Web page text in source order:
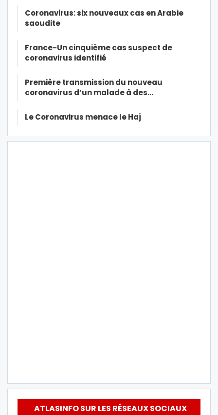
Coronavirus: six nouveaux cas en Arabie
saoudite
France-Un cinquième cas suspect de
coronavirus identifié
Première transmission du nouveau
coronavirus d’un malade à des…
Le Coronavirus menace le Haj
ATLASINFO SUR LES RÉSEAUX SOCIAUX